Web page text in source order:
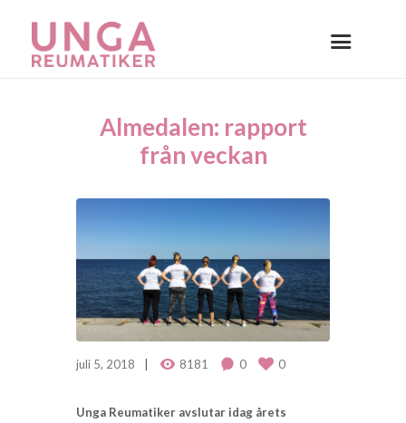
Almedalen: rapport
från veckan
juli 5, 2018 8181 0 0
Unga Reumatiker avslutar idag årets